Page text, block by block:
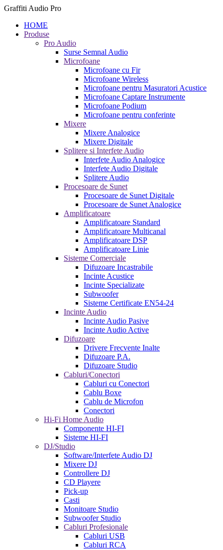
Graffiti Audio Pro
HOME
Produse
Pro Audio
Surse Semnal Audio
Microfoane
Microfoane cu Fir
Microfoane Wireless
Microfoane pentru Masuratori Acustice
Microfoane Captare Instrumente
Microfoane Podium
Microfoane pentru conferinte
Mixere
Mixere Analogice
Mixere Digitale
Splitere si Interfete Audio
Interfete Audio Analogice
Interfete Audio Digitale
Splitere Audio
Procesoare de Sunet
Procesoare de Sunet Digitale
Procesoare de Sunet Analogice
Amplificatoare
Amplificatoare Standard
Amplificatoare Multicanal
Amplificatoare DSP
Amplificatoare Linie
Sisteme Comerciale
Difuzoare Incastrabile
Incinte Acustice
Incinte Specializate
Subwoofer
Sisteme Certificate EN54-24
Incinte Audio
Incinte Audio Pasive
Incinte Audio Active
Difuzoare
Drivere Frecvente Inalte
Difuzoare P.A.
Difuzoare Studio
Cabluri/Conectori
Cabluri cu Conectori
Cablu Boxe
Cablu de Microfon
Conectori
Hi-Fi Home Audio
Componente HI-FI
Sisteme HI-FI
DJ/Studio
Software/Interfete Audio DJ
Mixere DJ
Controllere DJ
CD Playere
Pick-up
Casti
Monitoare Studio
Subwoofer Studio
Cabluri Profesionale
Cabluri USB
Cabluri RCA